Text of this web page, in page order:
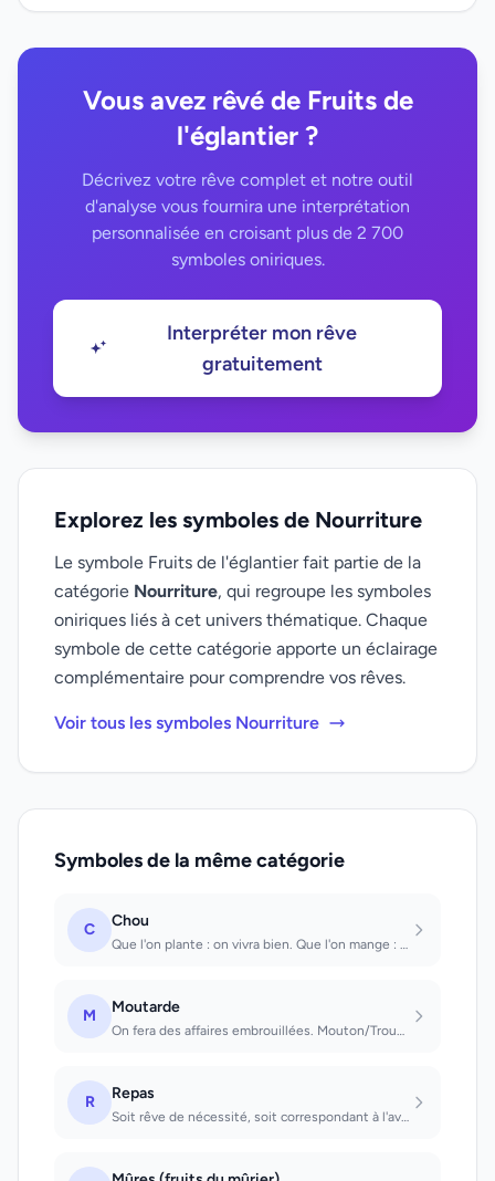
Vous avez rêvé de Fruits de
l'églantier ?
Décrivez votre rêve complet et notre outil
d'analyse vous fournira une interprétation
personnalisée en croisant plus de 2 700
symboles oniriques.
Interpréter mon rêve
gratuitement
Explorez les symboles de Nourriture
Le symbole Fruits de l'églantier fait partie de la
catégorie Nourriture, qui regroupe les symboles
oniriques liés à cet univers thématique. Chaque
symbole de cette catégorie apporte un éclairage
complémentaire pour comprendre vos rêves.
Voir tous les symboles Nourriture
Symboles de la même catégorie
C Chou
Que l'on plante : on vivra bien. Que l'on mange : on aura des douleurs.
M Moutarde
On fera des affaires embrouillées. Mouton/Troupeau de moutons Que l'on voit: une...
R Repas
Soit rêve de nécessité, soit correspondant à l'aversion que l'on éprouve contre...